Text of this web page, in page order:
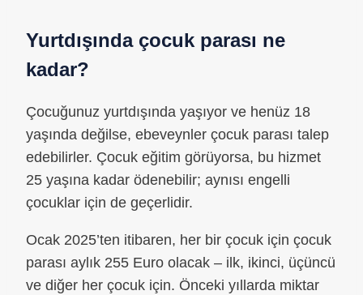
Yurtdışında çocuk parası ne
kadar?
Çocuğunuz yurtdışında yaşıyor ve henüz 18
yaşında değilse, ebeveynler çocuk parası talep
edebilirler. Çocuk eğitim görüyorsa, bu hizmet
25 yaşına kadar ödenebilir; aynısı engelli
çocuklar için de geçerlidir.
Ocak 2025’ten itibaren, her bir çocuk için çocuk
parası aylık 255 Euro olacak – ilk, ikinci, üçüncü
ve diğer her çocuk için. Önceki yıllarda miktar